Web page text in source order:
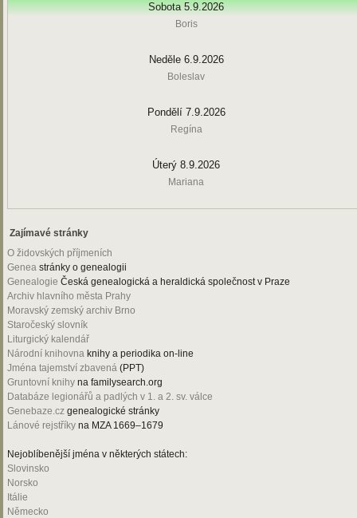
Sobota 5.9.2026
Boris
Neděle 6.9.2026
Boleslav
Pondělí 7.9.2026
Regína
Úterý 8.9.2026
Mariana
Zajímavé stránky
O židovských příjmeních
Genea stránky o genealogii
Genealogie Česká genealogická a heraldická společnost v Praze
Archiv hlavního města Prahy
Moravský zemský archiv Brno
Staročeský slovník
Liturgický kalendář
Národní knihovna knihy a periodika on-line
Jména tajemství zbavená (PPT)
Gruntovní knihy na familysearch.org
Databáze legionářů a padlých v 1. a 2. sv. válce
Genebaze.cz genealogické stránky
Lánové rejstříky na MZA 1669–1679
Nejoblíbenější jména v některých státech:
Slovinsko
Norsko
Itálie
Německo